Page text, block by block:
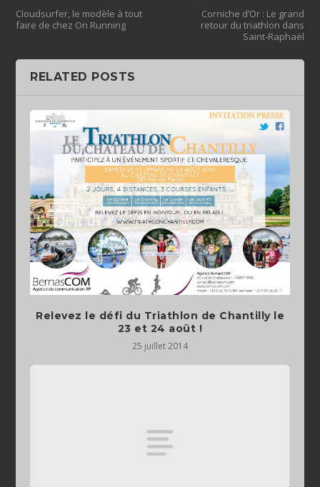
Cloudsurfer, le modèle à tout
faire de chez On Running
Corniche d’Or : Le grand
retour du triathlon dans
Saint-Raphaël
RELATED POSTS
Relevez le défi du Triathlon de Chantilly le
23 et 24 août !
25 juillet 2014